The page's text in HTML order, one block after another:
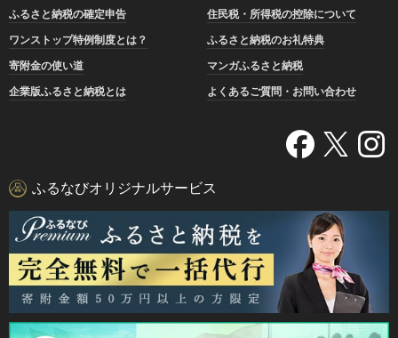
ふるさと納税の確定申告
住民税・所得税の控除について
ワンストップ特例制度とは？
ふるさと納税のお礼特典
寄附金の使い道
マンガふるさと納税
企業版ふるさと納税とは
よくあるご質問・お問い合わせ
ふるなびオリジナルサービス